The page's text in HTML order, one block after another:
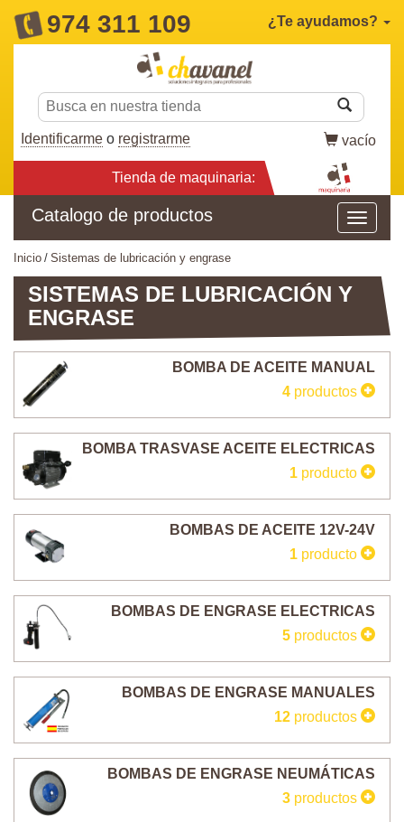
974 311 109 ¿Te ayudamos?
Identificarme o registrarme vacío
Tienda de maquinaria:
Catalogo de productos
inicio sistemas de lubricación y engrase
SISTEMAS DE LUBRICACIÓN Y
ENGRASE
BOMBA DE ACEITE MANUAL
4 productos
BOMBA TRASVASE ACEITE ELECTRICAS
1 producto
BOMBAS DE ACEITE 12V-24V
1 producto
BOMBAS DE ENGRASE ELECTRICAS
5 productos
BOMBAS DE ENGRASE MANUALES
12 productos
BOMBAS DE ENGRASE NEUMÁTICAS
3 productos